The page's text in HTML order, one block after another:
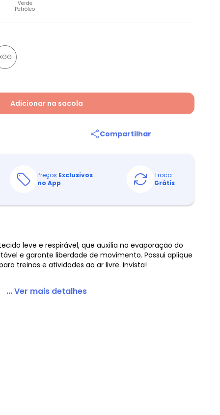
Verde
Petróleo
Adicionar na sacola
Compartilhar
Preços Exclusivos
no App
Troca
Grátis
leve e respirável, que auxilia na evaporação do
e garante liberdade de movimento. Possui aplique
treinos e atividades ao ar livre. Invista!
... Ver mais detalhes